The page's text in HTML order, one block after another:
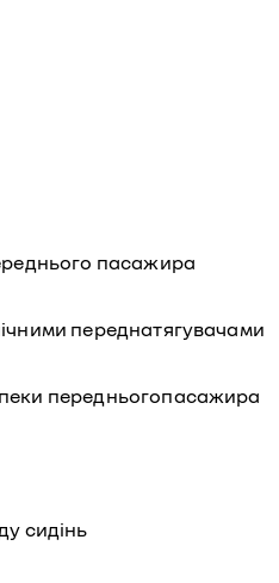
пасажира
переднатягувачами
передньогопасажира
сидінь